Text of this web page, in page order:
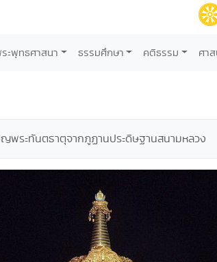
ะพุทธศาสนา ธรรมศึกษา คติธรรม ศา
พระทันตธาตุจากภูฏานประดิษฐานสนามหลวง